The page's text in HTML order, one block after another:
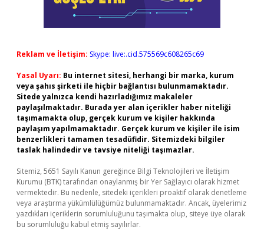
Reklam ve İletişim: Skype: live:.cid.575569c608265c69
Yasal Uyarı: Bu internet sitesi, herhangi bir marka, kurum
veya şahıs şirketi ile hiçbir bağlantısı bulunmamaktadır.
Sitede yalnızca kendi hazırladığımız makaleler
paylaşılmaktadır. Burada yer alan içerikler haber niteliği
taşımamakta olup, gerçek kurum ve kişiler hakkında
paylaşım yapılmamaktadır. Gerçek kurum ve kişiler ile isim
benzerlikleri tamamen tesadüfidir. Sitemizdeki bilgiler
taslak halindedir ve tavsiye niteliği taşımazlar.
Sitemiz, 5651 Sayılı Kanun gereğince Bilgi Teknolojileri ve İletişim
Kurumu (BTK) tarafından onaylanmış bir Yer Sağlayıcı olarak hizmet
vermektedir. Bu nedenle, sitedeki içerikleri proaktif olarak denetleme
veya araştırma yükümlülüğümüz bulunmamaktadır. Ancak, üyelerimiz
yazdıkları içeriklerin sorumluluğunu taşımakta olup, siteye üye olarak
bu sorumluluğu kabul etmiş sayılırlar.